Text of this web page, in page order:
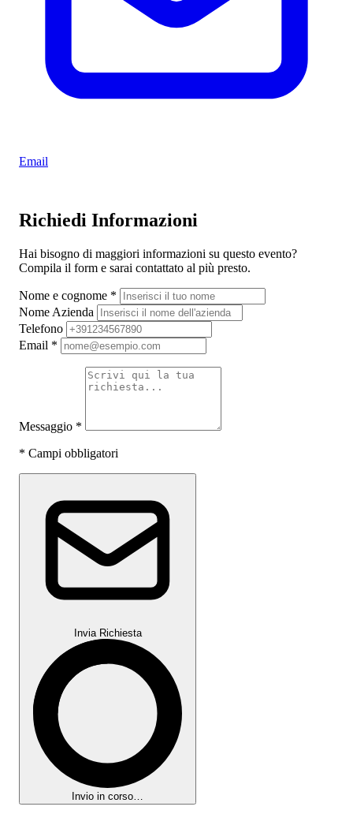
Email
Richiedi Informazioni
Hai bisogno di maggiori informazioni su questo evento?
Compila il form e sarai contattato al più presto.
Nome e cognome *
Nome Azienda
Telefono
Email *
Messaggio *
* Campi obbligatori
Invia Richiesta
Invio in corso…